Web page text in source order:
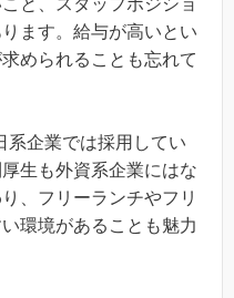
ます。給与が高いとい
められることも忘れて
系企業では採用してい
生も外資系企業にはな
、フリーランチやフリ
環境があることも魅力